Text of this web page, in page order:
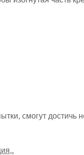
смогут достичь